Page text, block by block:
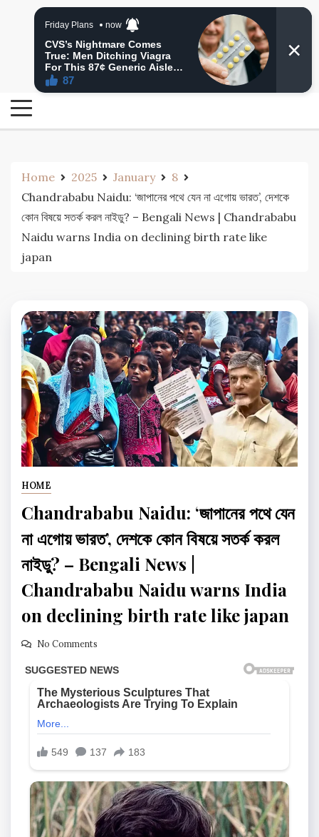
24 Ghanta Bangla News
24 Ghanta Bengali News
Home 2025 January
8
Chandrababu Naidu: ‘জাপানের পথে যেন না এগোয় ভারত’, দেশকে
কোন বিষয়ে সতর্ক করল নাইডু? – Bengali News | Chandrababu
Naidu warns India on declining birth rate like
japan
HOME
Chandrababu Naidu: ‘জাপানের পথে যেন
না এগোয় ভারত’, দেশকে কোন বিষয়ে সতর্ক করল
নাইডু? – Bengali News |
Chandrababu Naidu warns India
on declining birth rate like japan
No Comments